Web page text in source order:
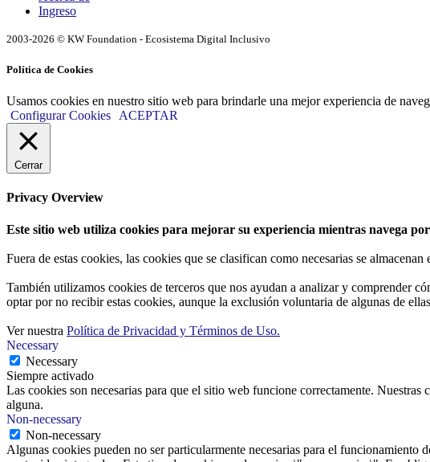
Ingreso
2003-2026 © KW Foundation - Ecosistema Digital Inclusivo
Política de Cookies
Usamos cookies en nuestro sitio web para brindarle una mejor experiencia de
Configurar Cookies
ACEPTAR
Cerrar
Privacy Overview
Este sitio web utiliza cookies para mejorar su experiencia mientras navega
Fuera de estas cookies, las cookies que se clasifican como necesarias se
También utilizamos cookies de terceros que nos ayudan a analizar y comprender
optar por no recibir estas cookies, aunque la exclusión voluntaria de algunas de
Ver nuestra Política de Privacidad y Términos de Uso.
Necessary
Necessary
Siempre activado
Las cookies son necesarias para que el sitio web funcione correctamente.
alguna.
Non-necessary
Non-necessary
Algunas cookies pueden no ser particularmente necesarias para el